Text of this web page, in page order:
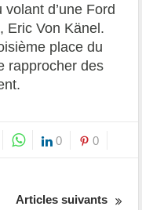
d’une Ford
Eric Von Känel.
place du
rapprocher des
0 0
Articles suivants